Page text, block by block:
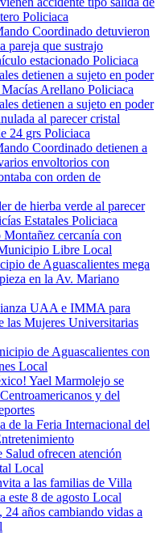
Policiaca
Coordinado detuvieron
pareja que sustrajo
estacionado Policiaca
detienen a sujeto en poder
Arellano Policiaca
detienen a sujeto en poder
al parecer cristal
24 grs Policiaca
Coordinado detienen a
envoltorios con
con orden de
de hierba verde al parecer
Estatales Policiaca
cercanía con
Libre Local
de Aguascalientes mega
en la Av. Mariano
UAA e IMMA para
las Mujeres Universitarias
de Aguascalientes con
Local
Yael Marmolejo se
y del
de la Feria Internacional del
Salud ofrecen atención
Local
a las familias de Villa
este 8 de agosto Local
24 años cambiando vidas a